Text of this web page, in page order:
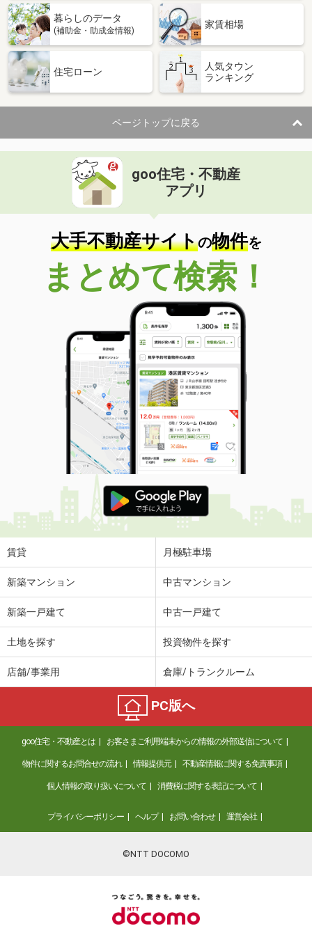
暮らしのデータ
(補助金・助成金情報)
家賃相場
住宅ローン
人気タウン
ランキング
ページトップに戻る
goo住宅・不動産
アプリ
大手不動産サイトの物件を
まとめて検索！
賃貸 月極駐車場
新築マンション 中古マンション
新築一戸建て 中古一戸建て
土地を探す 投資物件を探す
店舗/事業用 倉庫/トランクルーム
PC版へ
goo住宅・不動産とは お客さまご利用端末からの情報の外部送信について
物件に関するお問合せの流れ 情報提供元 不動産情報に関する免責事項
個人情報の取り扱いについて 消費税に関する表記について
プライバシーポリシー ヘルプ お問い合わせ 運営会社
©NTT DOCOMO